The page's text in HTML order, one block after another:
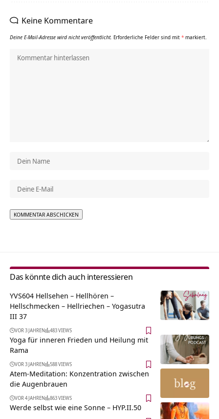
Keine Kommentare
Deine E-Mail-Adresse wird nicht veröffentlicht. Erforderliche Felder sind mit * markiert.
Das könnte dich auch interessieren
YVS604 Hellsehen – Hellhören –
Hellschmecken – Hellriechen – Yogasutra
III 37
VOR 3 JAHREN 483 VIEWS
Yoga für inneren Frieden und Heilung mit
Rama
VOR 3 JAHREN 588 VIEWS
Atem-Meditation: Konzentration zwischen
die Augenbrauen
VOR 4 JAHREN 863 VIEWS
Werde selbst wie eine Sonne – HYP.II.50